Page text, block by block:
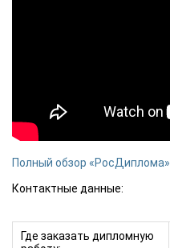
Полный обзор «РосДиплома»
Контактные данные:
Где заказать дипломную